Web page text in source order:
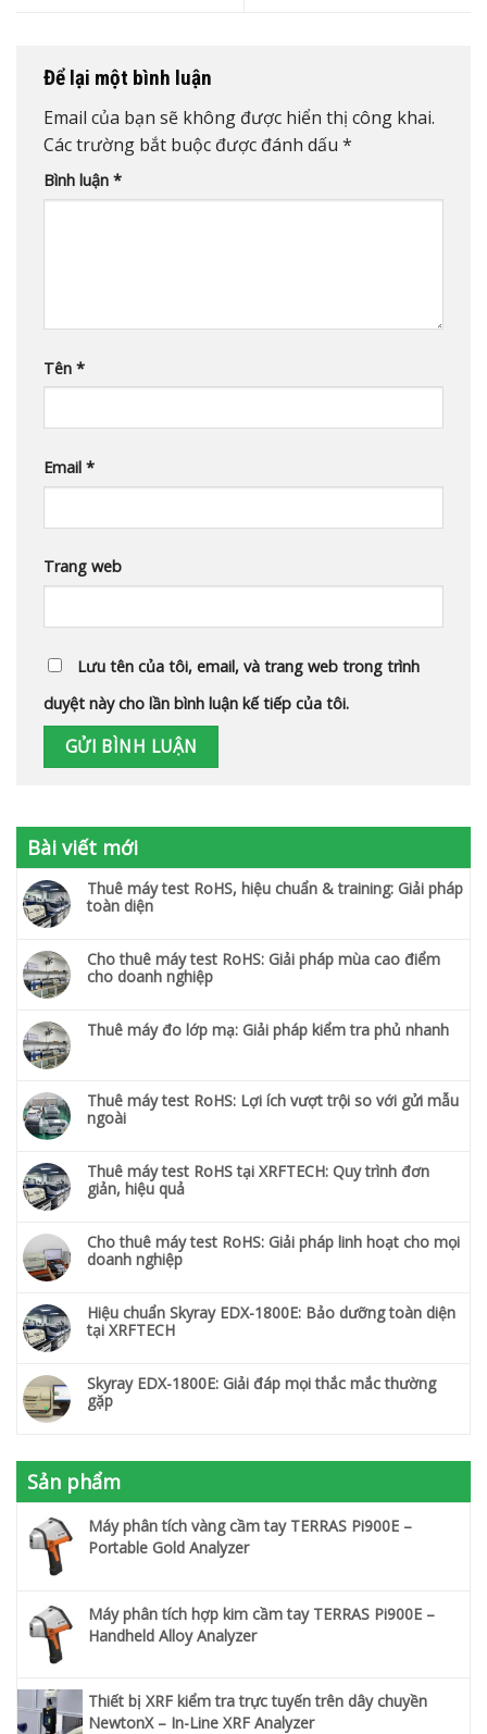
Để lại một bình luận
Email của bạn sẽ không được hiển thị công khai.
Các trường bắt buộc được đánh dấu *
Bình luận *
Tên *
Email *
Trang web
Lưu tên của tôi, email, và trang web trong trình
duyệt này cho lần bình luận kế tiếp của tôi.
Bài viết mới
Thuê máy test RoHS, hiệu chuẩn & training: Giải pháp
toàn diện
Cho thuê máy test RoHS: Giải pháp mùa cao điểm
cho doanh nghiệp
Thuê máy đo lớp mạ: Giải pháp kiểm tra phủ nhanh
Thuê máy test RoHS: Lợi ích vượt trội so với gửi mẫu
ngoài
Thuê máy test RoHS tại XRFTECH: Quy trình đơn
giản, hiệu quả
Cho thuê máy test RoHS: Giải pháp linh hoạt cho mọi
doanh nghiệp
Hiệu chuẩn Skyray EDX-1800E: Bảo dưỡng toàn diện
tại XRFTECH
Skyray EDX-1800E: Giải đáp mọi thắc mắc thường
gặp
Sản phẩm
Máy phân tích vàng cầm tay TERRAS Pi900E –
Portable Gold Analyzer
Máy phân tích hợp kim cầm tay TERRAS Pi900E –
Handheld Alloy Analyzer
Thiết bị XRF kiểm tra trực tuyến trên dây chuyền
NewtonX – In-Line XRF Analyzer